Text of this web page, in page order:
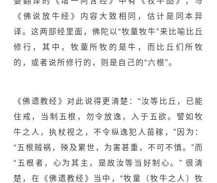
《佛说放牛经》内容大致相同，估计是同本异
译。这两部经里面，佛陀以“牧童牧牛”来比喻比丘
修行，其中，牧童所牧的是牛，而比丘们所牧
的，或者说所修行的，则是自己的“六根”。
《佛遗教经》对此说得更清楚：“汝等比丘，已能
住戒，当制五根，勿令放逸，入于五欲。譬如牧
牛之人，执杖视之，不令纵逸犯人苗稼，”因为：
“五根贼祸，殃及累世，为害甚重，不可不慎。”而
“五根者，心为其主，是故汝等当好制心。” 很清
楚，在《佛遗教经》当中，“牧童（牧牛之人）牧